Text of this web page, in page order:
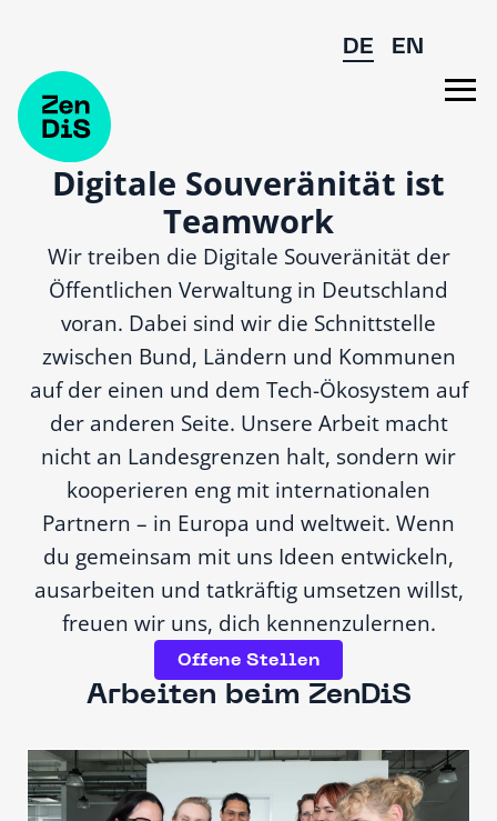
DE EN
Digitale Souveränität ist
Teamwork
Wir treiben die Digitale Souveränität der
Öffentlichen Verwaltung in Deutschland
voran. Dabei sind wir die Schnittstelle
zwischen Bund, Ländern und Kommunen
auf der einen und dem Tech-Ökosystem auf
der anderen Seite. Unsere Arbeit macht
nicht an Landesgrenzen halt, sondern wir
kooperieren eng mit internationalen
Partnern – in Europa und weltweit. Wenn
du gemeinsam mit uns Ideen entwickeln,
ausarbeiten und tatkräftig umsetzen willst,
freuen wir uns, dich kennenzulernen.
Offene Stellen
Arbeiten beim ZenDiS